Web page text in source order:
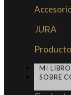
JURA
MI
SOBRE